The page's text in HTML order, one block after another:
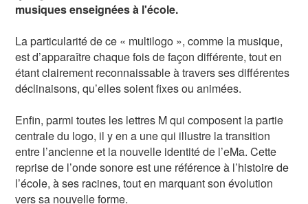
musiques enseignées à l'école.
La particularité de ce « multilogo », comme la musique,
est d’apparaître chaque fois de façon différente, tout en
étant clairement reconnaissable à travers ses différentes
déclinaisons, qu’elles soient fixes ou animées.
Enfin, parmi toutes les lettres M qui composent la partie
centrale du logo, il y en a une qui illustre la transition
entre l’ancienne et la nouvelle identité de l’eMa. Cette
reprise de l’onde sonore est une référence à l’histoire de
l’école, à ses racines, tout en marquant son évolution
vers sa nouvelle forme.